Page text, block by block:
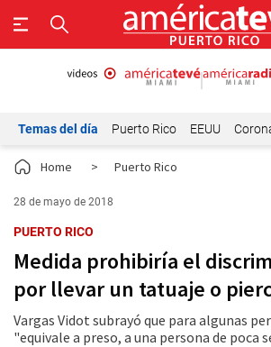
Temas del día Puerto Rico EEUU
Home > Puerto Rico
28 de mayo de 2018
PUERTO RICO
Medida prohibiría el
por llevar un tatuaje o
Vargas Vidot subrayó que para algunas
"equivale a preso, a una persona de poca